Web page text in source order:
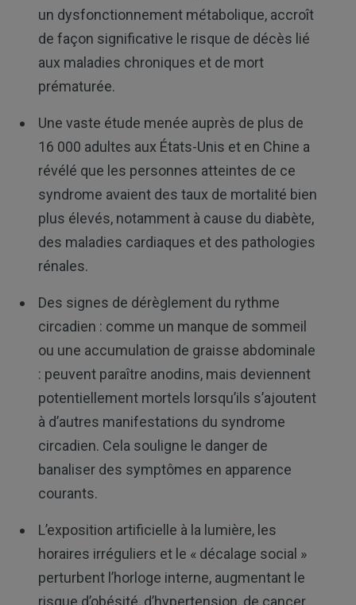
un dysfonctionnement métabolique, accroît
de façon significative le risque de décès lié
aux maladies chroniques et de mort
prématurée.
Une vaste étude menée auprès de plus de
16 000 adultes aux États-Unis et en Chine a
révélé que les personnes atteintes de ce
syndrome avaient des taux de mortalité bien
plus élevés, notamment à cause du diabète,
des maladies cardiaques et des pathologies
rénales.
Des signes de dérèglement du rythme
circadien : comme un manque de sommeil
ou une accumulation de graisse abdominale
: peuvent paraître anodins, mais deviennent
potentiellement mortels lorsqu’ils s’ajoutent
à d’autres manifestations du syndrome
circadien. Cela souligne le danger de
banaliser des symptômes en apparence
courants.
L’exposition artificielle à la lumière, les
horaires irréguliers et le « décalage social »
perturbent l’horloge interne, augmentant le
risque d’obésité, d’hypertension, de cancer